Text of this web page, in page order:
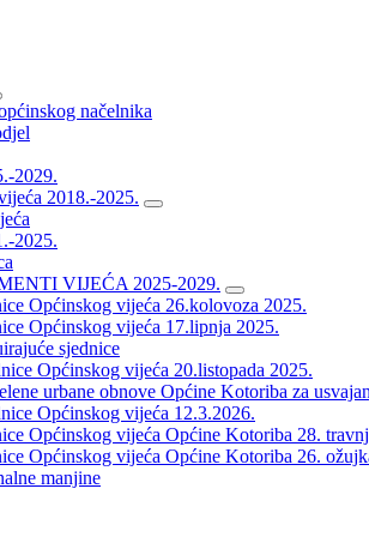
načelnika
2029.
2018.-2025.
2025.
VIJEĆA 2025-2029.
Općinskog vijeća 26.kolovoza 2025.
Općinskog vijeća 17.lipnja 2025.
sjednice
Općinskog vijeća 20.listopada 2025.
urbane obnove Općine Kotoriba za
Općinskog vijeća 12.3.2026.
Općinskog vijeća Općine Kotoriba 28.
Općinskog vijeća Općine Kotoriba 26.
manjine